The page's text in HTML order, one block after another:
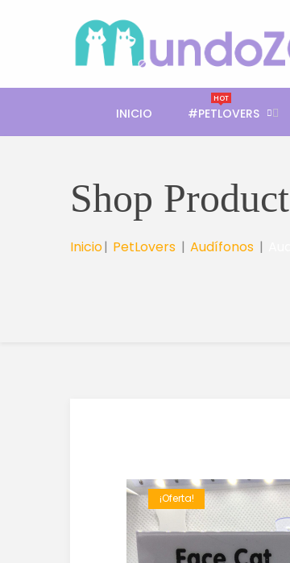
INICIO #PETLOVERS
HOT
Shop Product
Inicio PetLovers Audífonos
¡Oferta!